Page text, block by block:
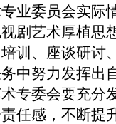
业委员会实际
剧艺术厚植思
训、座谈研讨
中努力发挥出
专委会要充分
任感，不断提